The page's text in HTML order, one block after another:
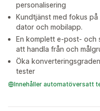
personalisering
Kundtjänst med fokus
dator och mobilapp.
En komplett e-post- och
att handla från och
Öka
tester
Innehåller automatöversatt